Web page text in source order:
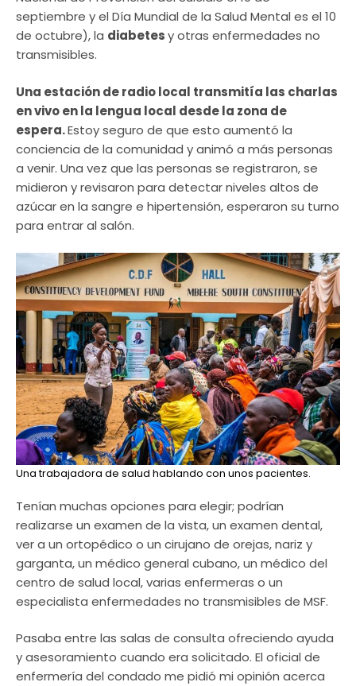
septiembre y el Día Mundial de la Salud Mental es el 10
de octubre), la diabetesy otras enfermedades no
transmisibles.
Una estación de radio local transmitía las charlas
en vivo en la lengua local desde la zona de
espera.Estoy seguro de que esto aumentó la
conciencia de la comunidad y animó a más personas
a venir. Una vez que las personas se registraron, se
midieron y revisaron para detectar niveles altos de
azúcar en la sangre e hipertensión, esperaron su turno
para entrar al salón.
Una trabajadora de salud hablando con unos pacientes.
Tenían muchas opciones para elegir; podrían
realizarse un examen de la vista, un examen dental,
ver a un ortopédico o un cirujano de orejas, nariz y
garganta, un médico general cubano, un médico del
centro de salud local, varias enfermeras o un
especialista enfermedades no transmisibles de MSF.
Pasaba entre las salas de consulta ofreciendo ayuda
y asesoramiento cuando era solicitado. El oficial de
enfermería del condado me pidió mi opinión acerca